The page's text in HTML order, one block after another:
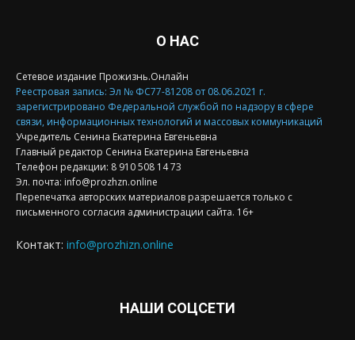
О НАС
Сетевое издание Прожизнь.Онлайн
Реестровая запись: Эл № ФС77-81208 от 08.06.2021 г.
зарегистрировано Федеральной службой по надзору в сфере
связи, информационных технологий и массовых коммуникаций
Учредитель Сенина Екатерина Евгеньевна
Главный редактор Сенина Екатерина Евгеньевна
Телефон редакции: 8 910 508 14 73
Эл. почта: info@prozhzn.online
Перепечатка авторских материалов разрешается только с
письменного согласия администрации сайта. 16+
Контакт: info@prozhizn.online
НАШИ СОЦСЕТИ